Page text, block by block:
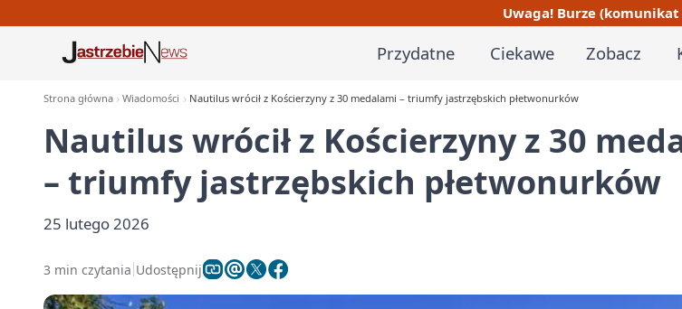
Uwaga! Burze (komunikat
Przydatne Ciekawe Zobacz
Strona główna Wiadomości Nautilus wrócił z Kościerzyny z 30 medalami – triumfy jastrzębskich płetwonurków
Nautilus wrócił z Kościerzyny z 30
– triumfy jastrzębskich płetwonurków
25 lutego 2026
3 min czytania Udostępnij